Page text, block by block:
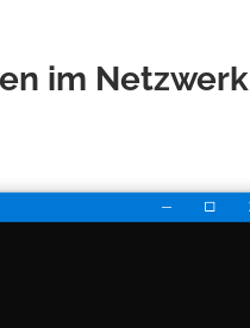
im Netzwerk